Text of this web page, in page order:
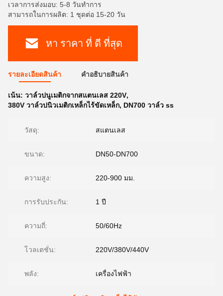
เวลาการส่งมอบ: 5-8 วันทำการ
สามารถในการผลิต: 1 ชุดต่อ 15-20 วัน
หา ราคา ที่ ดี ที่สุด
รายละเอียดสินค้า คําอธิบายสินค้า
เน้น: วาล์วปนูเมติกจากสแตนเลส 220V,
380V วาล์วปนิวเมติกเหล็กไร้ขัดเหล็ก, DN700 วาล์ว ss
วัสดุ: สแตนเลส
ขนาด: DN50-DN700
ความสูง: 220-900 มม.
การรับประกัน: 1 ปี
ความถี่: 50/60Hz
โวลเตชั่น: 220V/380V/440V
พลัง: เครื่องไฟฟ้า